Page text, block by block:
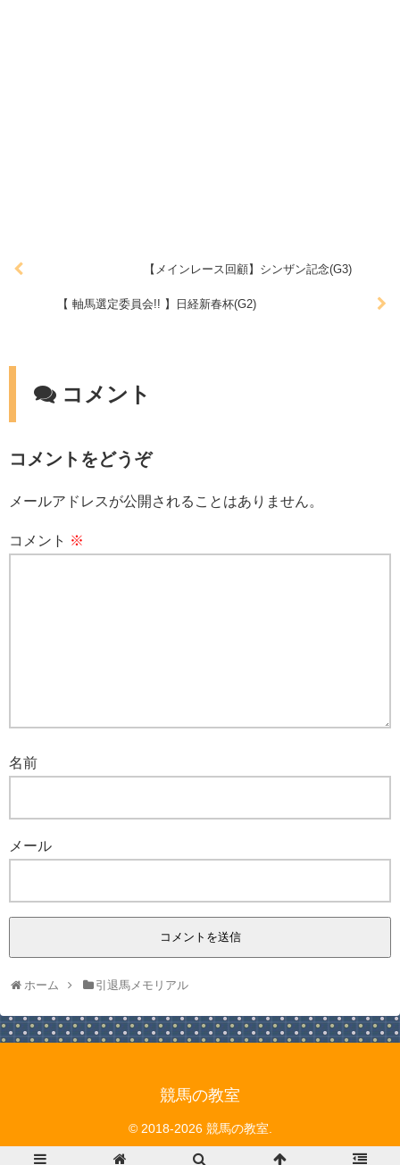
【メインレース回顧】シンザン記念(G3)
【 軸馬選定委員会!! 】日経新春杯(G2)
コメント
コメントをどうぞ
メールアドレスが公開されることはありません。
コメント ※
名前
メール
ホーム 引退馬メモリアル
競馬の教室
© 2018-2026 競馬の教室.